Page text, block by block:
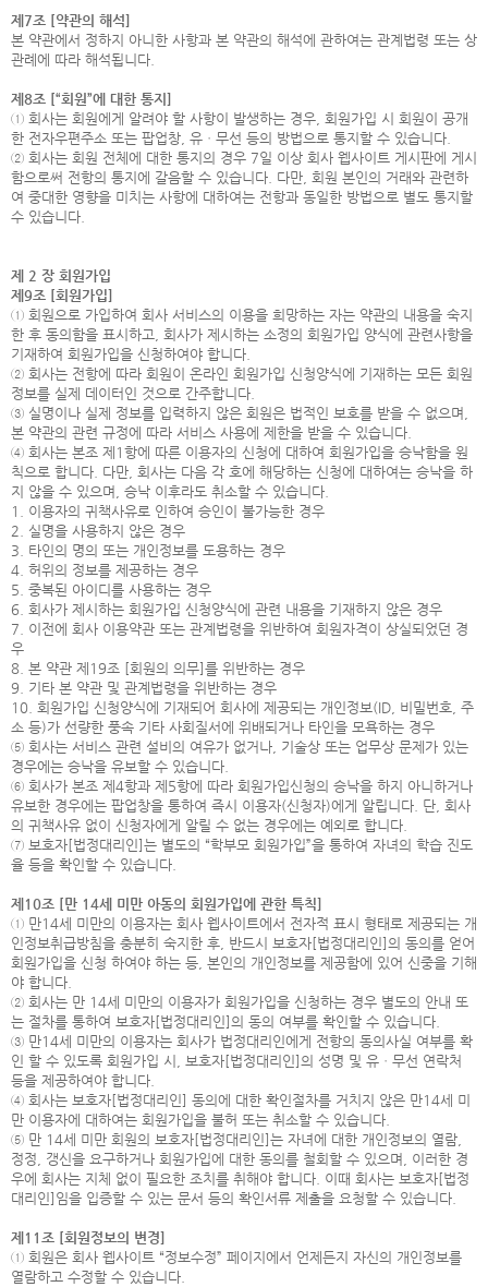
제7조 [약관의 해석]
본 약관에서 정하지 아니한 사항과 본 약관의 해석에 관하여는 관계법령 또는 상
관례에 따라 해석됩니다.
제8조 [“회원”에 대한 통지]
① 회사는 회원에게 알려야 할 사항이 발생하는 경우, 회원가입 시 회원이 공개
한 전자우편주소 또는 팝업창, 유ㆍ무선 등의 방법으로 통지할 수 있습니다.
② 회사는 회원 전체에 대한 통지의 경우 7일 이상 회사 웹사이트 게시판에 게시
함으로써 전항의 통지에 갈음할 수 있습니다. 다만, 회원 본인의 거래와 관련하
여 중대한 영향을 미치는 사항에 대하여는 전항과 동일한 방법으로 별도 통지할
수 있습니다.
제 2 장 회원가입
제9조 [회원가입]
① 회원으로 가입하여 회사 서비스의 이용을 희망하는 자는 약관의 내용을 숙지
한 후 동의함을 표시하고, 회사가 제시하는 소정의 회원가입 양식에 관련사항을
기재하여 회원가입을 신청하여야 합니다.
② 회사는 전항에 따라 회원이 온라인 회원가입 신청양식에 기재하는 모든 회원
정보를 실제 데이터인 것으로 간주합니다.
③ 실명이나 실제 정보를 입력하지 않은 회원은 법적인 보호를 받을 수 없으며,
본 약관의 관련 규정에 따라 서비스 사용에 제한을 받을 수 있습니다.
④ 회사는 본조 제1항에 따른 이용자의 신청에 대하여 회원가입을 승낙함을 원
칙으로 합니다. 다만, 회사는 다음 각 호에 해당하는 신청에 대하여는 승낙을 하
지 않을 수 있으며, 승낙 이후라도 취소할 수 있습니다.
1. 이용자의 귀책사유로 인하여 승인이 불가능한 경우
2. 실명을 사용하지 않은 경우
3. 타인의 명의 또는 개인정보를 도용하는 경우
4. 허위의 정보를 제공하는 경우
5. 중복된 아이디를 사용하는 경우
6. 회사가 제시하는 회원가입 신청양식에 관련 내용을 기재하지 않은 경우
7. 이전에 회사 이용약관 또는 관계법령을 위반하여 회원자격이 상실되었던 경
우
8. 본 약관 제19조 [회원의 의무]를 위반하는 경우
9. 기타 본 약관 및 관계법령을 위반하는 경우
10. 회원가입 신청양식에 기재되어 회사에 제공되는 개인정보(ID, 비밀번호, 주
소 등)가 선량한 풍속 기타 사회질서에 위배되거나 타인을 모욕하는 경우
⑤ 회사는 서비스 관련 설비의 여유가 없거나, 기술상 또는 업무상 문제가 있는
경우에는 승낙을 유보할 수 있습니다.
⑥ 회사가 본조 제4항과 제5항에 따라 회원가입신청의 승낙을 하지 아니하거나
유보한 경우에는 팝업창을 통하여 즉시 이용자(신청자)에게 알립니다. 단, 회사
의 귀책사유 없이 신청자에게 알릴 수 없는 경우에는 예외로 합니다.
⑦ 보호자[법정대리인]는 별도의 “학부모 회원가입”을 통하여 자녀의 학습 진도
율 등을 확인할 수 있습니다.
제10조 [만 14세 미만 아동의 회원가입에 관한 특칙]
① 만14세 미만의 이용자는 회사 웹사이트에서 전자적 표시 형태로 제공되는 개
인정보취급방침을 충분히 숙지한 후, 반드시 보호자[법정대리인]의 동의를 얻어
회원가입을 신청 하여야 하는 등, 본인의 개인정보를 제공함에 있어 신중을 기해
야 합니다.
② 회사는 만 14세 미만의 이용자가 회원가입을 신청하는 경우 별도의 안내 또
는 절차를 통하여 보호자[법정대리인]의 동의 여부를 확인할 수 있습니다.
③ 만14세 미만의 이용자는 회사가 법정대리인에게 전항의 동의사실 여부를 확
인 할 수 있도록 회원가입 시, 보호자[법정대리인]의 성명 및 유ㆍ무선 연락처
등을 제공하여야 합니다.
④ 회사는 보호자[법정대리인] 동의에 대한 확인절차를 거치지 않은 만14세 미
만 이용자에 대하여는 회원가입을 불허 또는 취소할 수 있습니다.
⑤ 만 14세 미만 회원의 보호자[법정대리인]는 자녀에 대한 개인정보의 열람,
정정, 갱신을 요구하거나 회원가입에 대한 동의를 철회할 수 있으며, 이러한 경
우에 회사는 지체 없이 필요한 조치를 취해야 합니다. 이때 회사는 보호자[법정
대리인]임을 입증할 수 있는 문서 등의 확인서류 제출을 요청할 수 있습니다.
제11조 [회원정보의 변경]
① 회원은 회사 웹사이트 “정보수정” 페이지에서 언제든지 자신의 개인정보를
열람하고 수정할 수 있습니다.